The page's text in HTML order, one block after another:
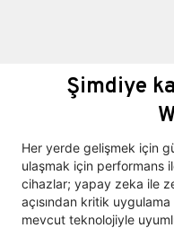
Şimdiye
Her yerde gelişmek için
ulaşmak için performans
cihazlar; yapay zeka ile
açısından kritik
mevcut teknolojiyle